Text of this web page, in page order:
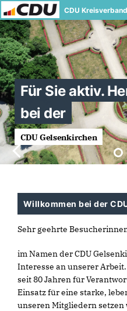
CDU
Für Sie aktiv.
bei der
CDU Gelsenkirchen
Willkommen bei der
Sehr geehrte
im Namen der CDU
Interesse an unserer
seit 80 Jahren für
Einsatz für eine starke,
unseren Mitgliedern